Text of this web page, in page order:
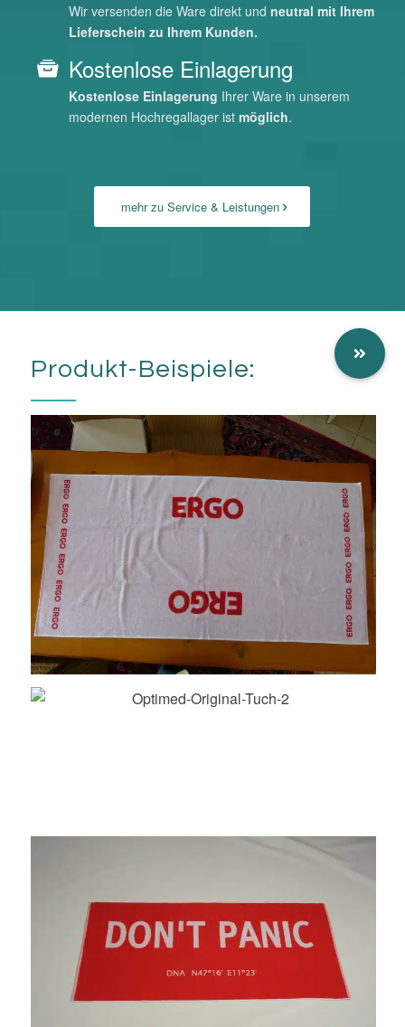
Wir versenden die Ware direkt undneutral mit Ihrem
Lieferschein zu Ihrem Kunden.
Kostenlose Einlagerung
Kostenlose Einlagerung Ihrer Ware in unserem
modernen Hochregallager istmöglich.
mehr zu Service & Leistungen
Produkt-Beispiele: